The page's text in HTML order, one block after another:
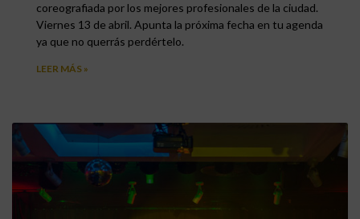
coreografiada por los mejores profesionales de la ciudad.
Viernes 13 de abril. Apunta la próxima fecha en tu agenda
ya que no querrás perdértelo.
LEER MÁS »